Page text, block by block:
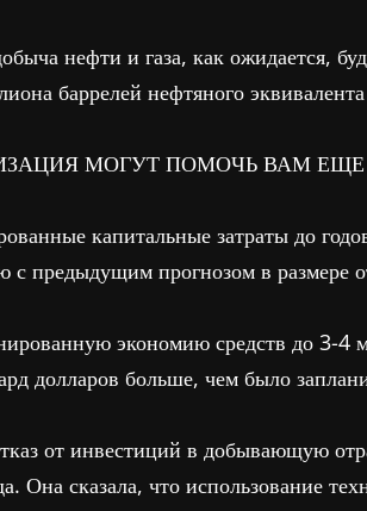
нефти и газа, как ожидается,
баррелей нефтяного
МОГУТ ПОМОЧЬ ВАМ
капитальные затраты до
с предыдущим прогнозом в размере
экономию средств до 3-4
долларов больше, чем было
от инвестиций в добывающую
Она сказала, что использование